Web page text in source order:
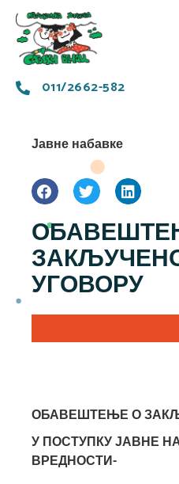
011/2662-582
Јавне набавке
УГОВОРУ
ОБАВЕШТЕЊЕ О
У ПОСТУПКУ ЈАВНЕ
ВРЕДНОСТИ-